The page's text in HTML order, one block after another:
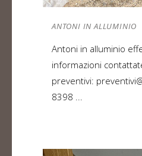
ANTONI IN ALLUMINIO
Antoni in alluminio
informazioni
preventivi:
8398 ...